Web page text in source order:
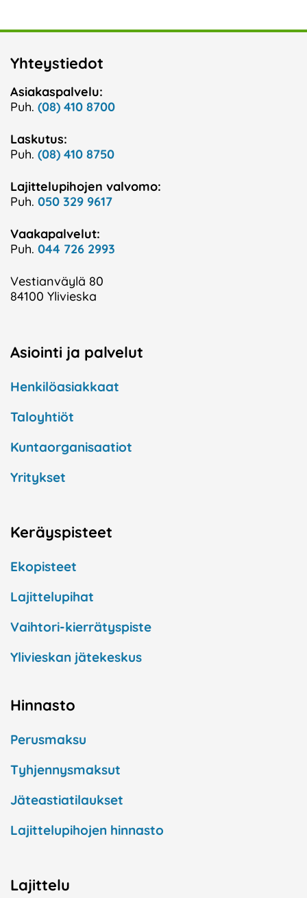
Yhteystiedot
Asiakaspalvelu:
Puh. (08) 410 8700
Laskutus:
Puh. (08) 410 8750
Lajittelupihojen valvomo:
Puh. 050 329 9617
Vaakapalvelut:
Puh. 044 726 2993
Vestianväylä 80
84100 Ylivieska
Asiointi ja palvelut
Henkilöasiakkaat
Taloyhtiöt
Kuntaorganisaatiot
Yritykset
Keräyspisteet
Ekopisteet
Lajittelupihat
Vaihtori-kierrätyspiste
Ylivieskan jätekeskus
Hinnasto
Perusmaksu
Tyhjennysmaksut
Jäteastiatilaukset
Lajittelupihojen hinnasto
Lajittelu